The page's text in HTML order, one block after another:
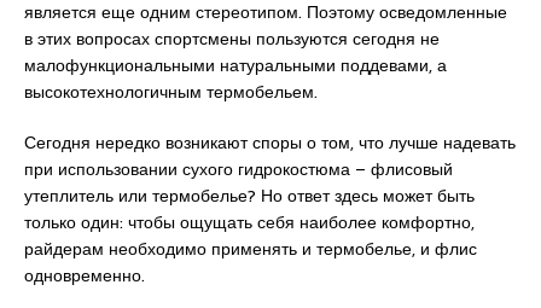
является еще одним стереотипом. Поэтому осведомленные
в этих вопросах спортсмены пользуются сегодня не
малофункциональными натуральными поддевами, а
высокотехнологичным термобельем.
Сегодня нередко возникают споры о том, что лучше надевать
при использовании сухого гидрокостюма – флисовый
утеплитель или термобелье? Но ответ здесь может быть
только один: чтобы ощущать себя наиболее комфортно,
райдерам необходимо применять и термобелье, и флис
одновременно.